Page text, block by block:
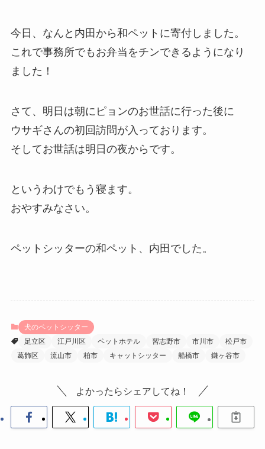
今日、なんと内田から和ペットに寄付しました。
これで事務所でもお弁当をチンできるようになり
ました！
さて、明日は朝にピョンのお世話に行った後に
ウサギさんの初回訪問が入っております。
そしてお世話は明日の夜からです。
というわけでもう寝ます。
おやすみなさい。
ペットシッターの和ペット、内田でした。
犬のペットシッター
足立区
江戸川区 ペットホテル 習志野市 市川市
松戸市
葛飾区
流山市 柏市 キャットシッター 船橋市 鎌ヶ谷市
よかったらシェアしてね！